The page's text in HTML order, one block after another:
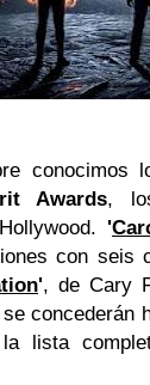
conocimos
Awards,
'
con seis
', de Cary
concederán
lista